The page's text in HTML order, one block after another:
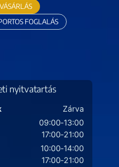
FOGLALÁS
nyitvatartás
Zárva
09:00‑13:00
17:00‑21:00
10:00‑14:00
17:00‑21:00